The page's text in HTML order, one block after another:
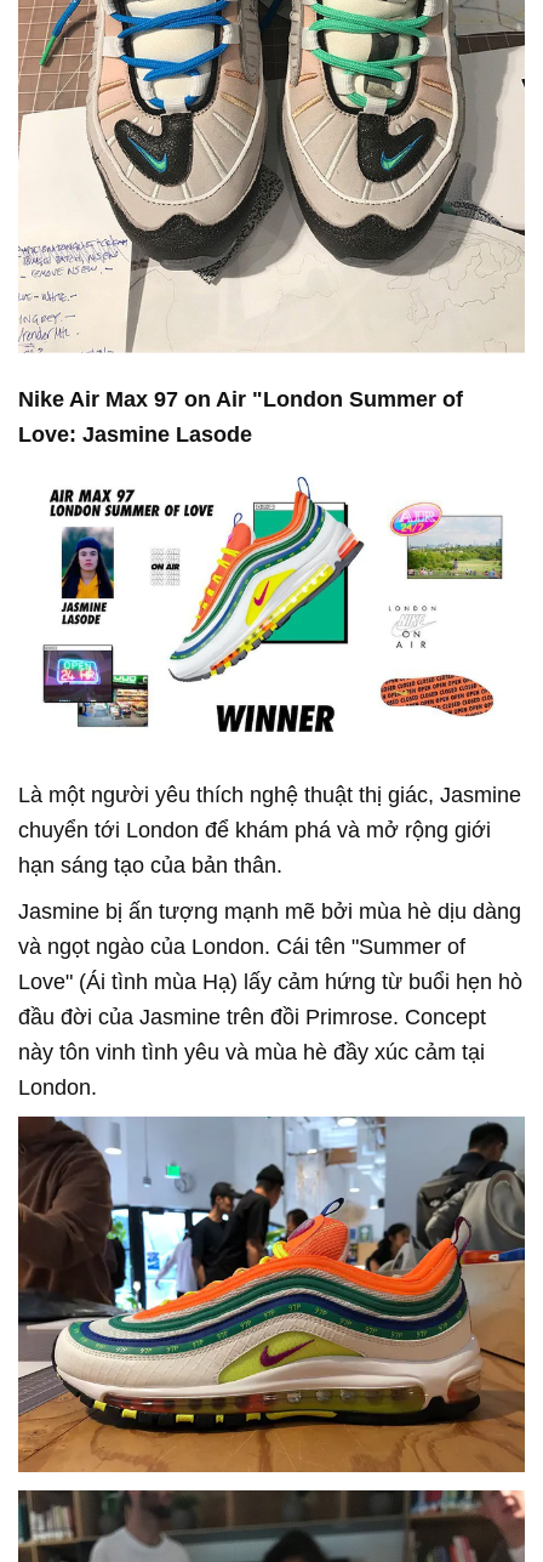
Nike Air Max 97 on Air "London Summer of
Love: Jasmine Lasode
Là một người yêu thích nghệ thuật thị giác, Jasmine
chuyển tới London để khám phá và mở rộng giới
hạn sáng tạo của bản thân.
Jasmine bị ấn tượng mạnh mẽ bởi mùa hè dịu dàng
và ngọt ngào của London. Cái tên "Summer of
Love" (Ái tình mùa Hạ) lấy cảm hứng từ buổi hẹn hò
đầu đời của Jasmine trên đồi Primrose. Concept
này tôn vinh tình yêu và mùa hè đầy xúc cảm tại
London.